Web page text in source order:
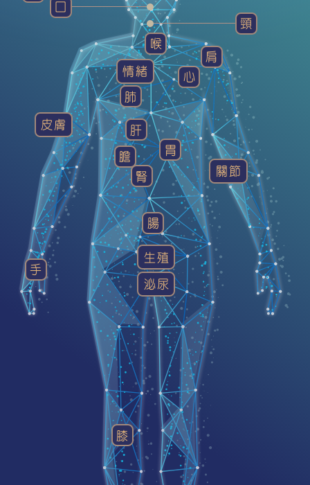
囗
頸
肩
喉
心
肺
胃
肝
腎
膽
腸
泌尿
關節
手
膝
皮膚
生殖
情緒